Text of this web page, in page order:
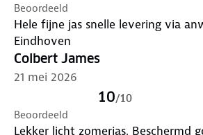
Beoordeeld
Hele fijne jas snelle levering via
Eindhoven
Colbert James
21 mei 2026
10/10
Beoordeeld
Lekker licht zomerjas. Beschermd